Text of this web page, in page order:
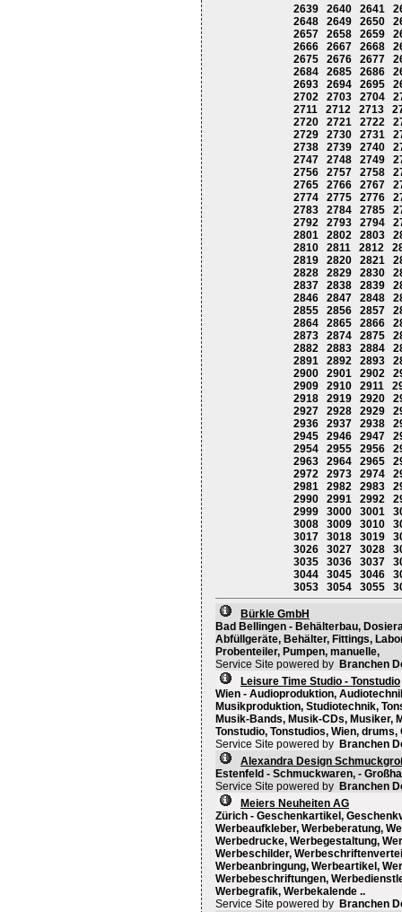
2639
2640 2641
2648
2649 2650
2657
2658 2659
2666
2667 2668
2675
2676 2677
2684
2685 2686
2693
2694 2695
2702
2703 2704
2711
2712 2713
2720
2721 2722
2729
2730 2731
2738
2739 2740
2747
2748 2749
2756
2757 2758
2765
2766 2767
2774
2775 2776
2783
2784 2785
2792
2793 2794
2801
2802 2803
2810
2811 2812
2819
2820 2821
2828
2829 2830
2837
2838 2839
2846
2847 2848
2855
2856 2857
2864
2865 2866
2873
2874 2875
2882
2883 2884
2891
2892 2893
2900
2901 2902
2909
2910 2911
2918
2919 2920
2927
2928 2929
2936
2937 2938
2945
2946 2947
2954
2955 2956
2963
2964 2965
2972
2973 2974
2981
2982 2983
2990
2991 2992
2999
3000 3001
3008
3009 3010
3017
3018 3019
3026
3027 3028
3035
3036 3037
3044
3045 3046
3053
3054 3055
Bürkle GmbH
Bad Bellingen - Behälterbau,
Abfüllgeräte, Behälter, Fittings,
Probenteiler, Pumpen, manuelle,
Service Site powered by Branchen
Leisure Time Studio - Tonstudio
Wien - Audioproduktion,
Musikproduktion, Studiotechnik,
Musik-Bands, Musik-CDs, Musiker,
Tonstudio, Tonstudios, Wien,
Service Site powered by Branchen
Alexandra Design
Estenfeld - Schmuckwaren, -
Service Site powered by Branchen
Meiers Neuheiten AG
Zürich - Geschenkartikel,
Werbeaufkleber, Werbeberatung,
Werbedrucke, Werbegestaltung,
Werbeschilder,
Werbeanbringung, Werbeartikel,
Werbebeschriftungen,
Werbegrafik, Werbekalende ..
Service Site powered by Branchen